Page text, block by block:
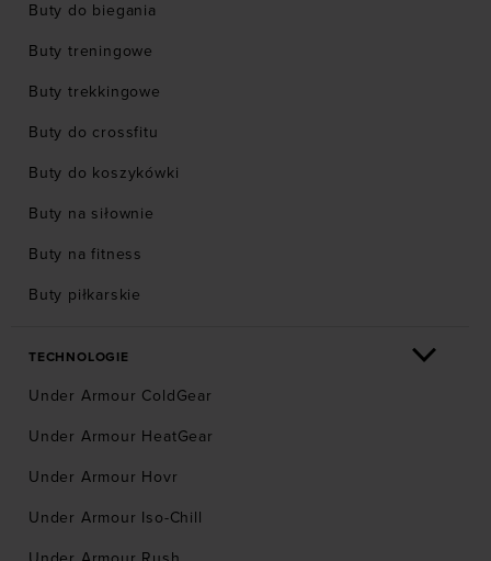
Buty do biegania
Buty treningowe
Buty trekkingowe
Buty do crossfitu
Buty do koszykówki
Buty na siłownie
Buty na fitness
Buty piłkarskie
TECHNOLOGIE
Under Armour ColdGear
Under Armour HeatGear
Under Armour Hovr
Under Armour Iso-Chill